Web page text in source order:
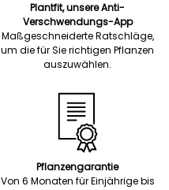
Plantfit, unsere Anti-
Verschwendungs-App
Maßgeschneiderte Ratschläge,
um die für Sie richtigen Pflanzen
auszuwählen.
Pflanzengarantie
Von 6 Monaten für Einjährige bis